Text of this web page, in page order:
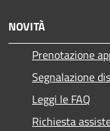
NOVITÀ
Prenotazione
Segnalazione
Leggi le FAQ
Richiesta